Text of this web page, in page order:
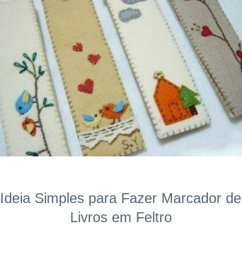
Ideia Simples para Fazer Marcador de
Livros em Feltro